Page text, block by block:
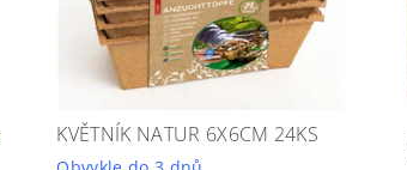
KVĚTNÍK NATUR 6X6CM 24KS